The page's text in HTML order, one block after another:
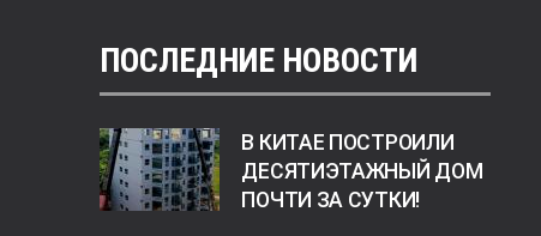
ПОСЛЕДНИЕ НОВОСТИ
В КИТАЕ ПОСТРОИЛИ
ДЕСЯТИЭТАЖНЫЙ ДОМ
ПОЧТИ ЗА СУТКИ!